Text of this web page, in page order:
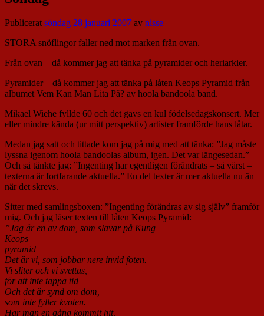
Publiceratsöndag 28 januari 2007 av nisse
STORA snöflingor faller ned mot marken från ovan.
Från ovan – då kommer jag att tänka på pyramider och heriarkier.
Pyramider – då kommer jag att tänka på låten Keops Pyramid från
albumet Vem Kan Man Lita På? av hoola bandoola band.
Mikael Wiehe fyllde 60 och det gavs en kul födelsedagskonsert. Mer
eller mindre kända (ur mitt perspektiv) artister framförde hans låtar.
Medan jag satt och tittade kom jag på mig med att tänka: ”Jag måste
lyssna igenom hoola bandoolas album, igen. Det var längesedan.”
Och så tänkte jag: ”Ingenting har egentligen förändrats – så värst –
texterna är fortfarande aktuella.” En del texter är mer aktuella nu än
när det skrevs.
Sitter med samlingsboxen: ”Ingenting förändras av sig själv” framför
mig. Och jag läser texten till låten Keops Pyramid:
”Jag är en av dom, som slavar på Kung
Keops
pyramid
Det är vi, som jobbar nere invid foten.
Vi sliter och vi svettas,
för att inte tappa tid
Och det är synd om dom,
som inte fyller kvoten.
Har man en gång kommit hit,